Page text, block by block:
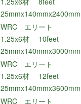
25mmx140mmx2400mm
WRC エリート
1.25x6材 10feet
25mmx140mmx3000mm
WRC エリート
1.25x6材 12feet
25mmx140mmx3600mm
WRC エリート